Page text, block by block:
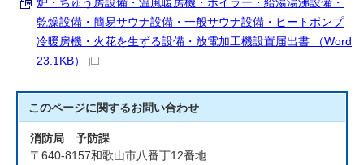
炉・ちゅう房設備・温風暖房機・ボイラー・給湯湯沸設備・
乾燥設備・簡易サウナ設備・一般サウナ設備・ヒートポンプ
冷暖房機・火花を生ずる設備・放電加工機設置届出書 （Word
23.1KB）
このページに関するお問い合わせ
消防局 予防課
〒640-8157和歌山市八番丁12番地